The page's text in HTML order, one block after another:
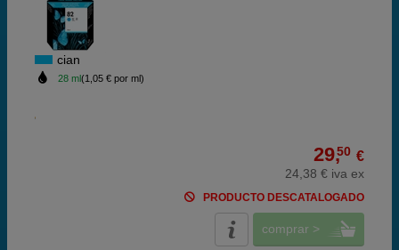
cian
28 ml(1,05 € por ml)
29,50 €
24,38 € iva ex
PRODUCTO DESCATALOGADO
comprar >